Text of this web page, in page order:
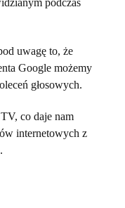
podczas
uwagę to, że
Google możemy
głosowych.
co daje nam
internetowych z